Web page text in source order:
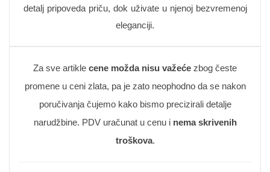
detalj pripoveda priču, dok uživate u njenoj bezvremenoj
eleganciji.
Za sve artikle cene možda nisu važeće zbog česte
promene u ceni zlata, pa je zato neophodno da se nakon
poručivanja čujemo kako bismo precizirali detalje
narudžbine. PDV uračunat u cenu i nema skrivenih
troškova.